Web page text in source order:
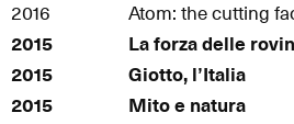
2016
Atom: the cutting
2015
La forza delle
2015
Giotto, l’Italia
2015
Mito e natura